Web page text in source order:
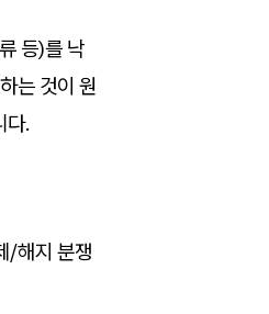
등)를 낙
는 것이 원
다.
/해지 분쟁